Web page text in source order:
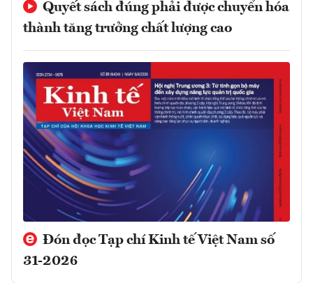
Quyết sách đúng phải được chuyển hóa
thành tăng trưởng chất lượng cao
Đón đọc Tạp chí Kinh tế Việt Nam số
31-2026